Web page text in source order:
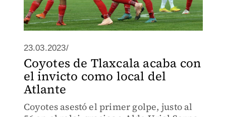
23.03.2023/
Coyotes de Tlaxcala acaba con
el invicto como local del
Atlante
Coyotes asestó el primer golpe, justo al